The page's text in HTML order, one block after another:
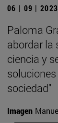
06 | 09 | 2023
Paloma
abordar la
ciencia y
sociedad"
Imagen